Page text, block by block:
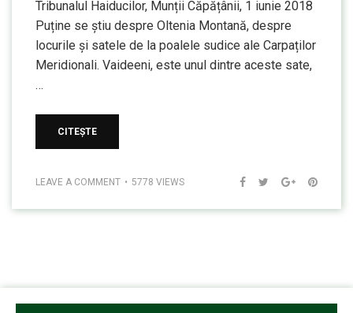
Tribunalul Haiducilor, Munții Căpățânii, 1 iunie 2018
Puține se știu despre Oltenia Montană, despre
locurile și satele de la poalele sudice ale Carpaților
Meridionali. Vaideeni, este unul dintre aceste sate,
…
CITEȘTE
LEAVE A COMMENT 5778 VIEWS